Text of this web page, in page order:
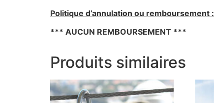
Politique d’annulation ou remboursement :
*** AUCUN REMBOURSEMENT ***
Produits similaires